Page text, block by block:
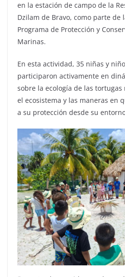
en la estación de campo de la
Dzilam de Bravo, como parte de
Programa de Protección y
Marinas.
En esta actividad, 35 niñas y
participaron activamente en
sobre la ecología de las
el ecosistema y las maneras en
a su protección desde su